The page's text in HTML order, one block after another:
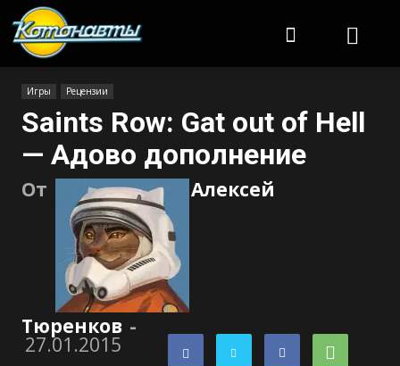
Игры Рецензии
Saints Row: Gat out of Hell
— Адово дополнение
От Алексей
Тюренков -
27.01.2015